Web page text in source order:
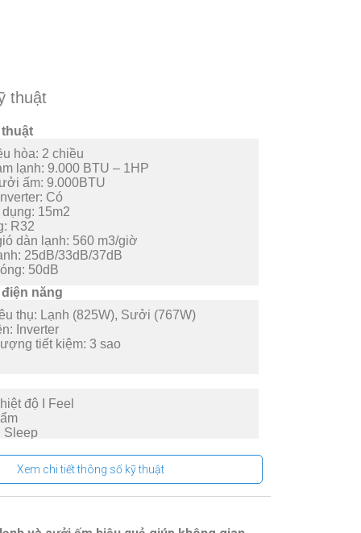
thuật
hòa: 2 chiều
lạnh: 9.000 BTU – 1HP
ấm: 9.000BTU
Có
15m2
R32
dàn lạnh: 560 m3/giờ
25dB/33dB/37dB
50dB
năng
thụ: Lạnh (825W), Sưởi (767W)
Inverter
tiết kiệm: 3 sao
độ I Feel
Sleep
Tắt
thị nhiệt độ trên dàn lạnh
thước/Lắp đặt
Xem chi tiết thông số kỹ thuật